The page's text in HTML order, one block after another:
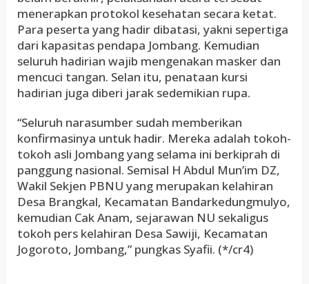
menerapkan protokol kesehatan secara ketat.
Para peserta yang hadir dibatasi, yakni sepertiga
dari kapasitas pendapa Jombang. Kemudian
seluruh hadirian wajib mengenakan masker dan
mencuci tangan. Selan itu, penataan kursi
hadirian juga diberi jarak sedemikian rupa.
“Seluruh narasumber sudah memberikan
konfirmasinya untuk hadir. Mereka adalah tokoh-
tokoh asli Jombang yang selama ini berkiprah di
panggung nasional. Semisal H Abdul Mun’im DZ,
Wakil Sekjen PBNU yang merupakan kelahiran
Desa Brangkal, Kecamatan Bandarkedungmulyo,
kemudian Cak Anam, sejarawan NU sekaligus
tokoh pers kelahiran Desa Sawiji, Kecamatan
Jogoroto, Jombang,” pungkas Syafii. (*/cr4)